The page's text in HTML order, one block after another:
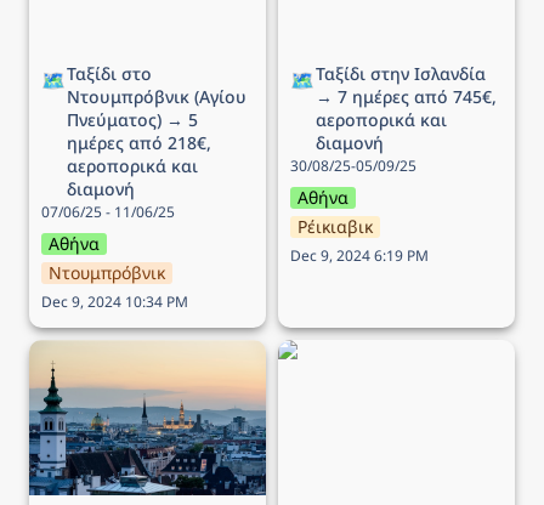
🗺️Ταξίδι στο
Ντουμπρόβνικ (Αγίου
Πνεύματος) → 5
ημέρες από 218€,
αεροπορικά και
διαμονή
07/06/25 - 11/06/25
Αθήνα
Ντουμπρόβνικ
Dec 9, 2024 10:34 PM
🗺️Ταξίδι στην Ισλανδία
→ 7 ημέρες από 745€,
αεροπορικά και
διαμονή
30/08/25-05/09/25
Αθήνα
Ρέικιαβικ
Dec 9, 2024 6:19 PM
Ταξίδι στην Βιέννη (25η
Μαρτίου) → 5 ημέρες
από 163€, αεροπορικά
και διαμονή
Ταξίδι στο Παρίσι → 5